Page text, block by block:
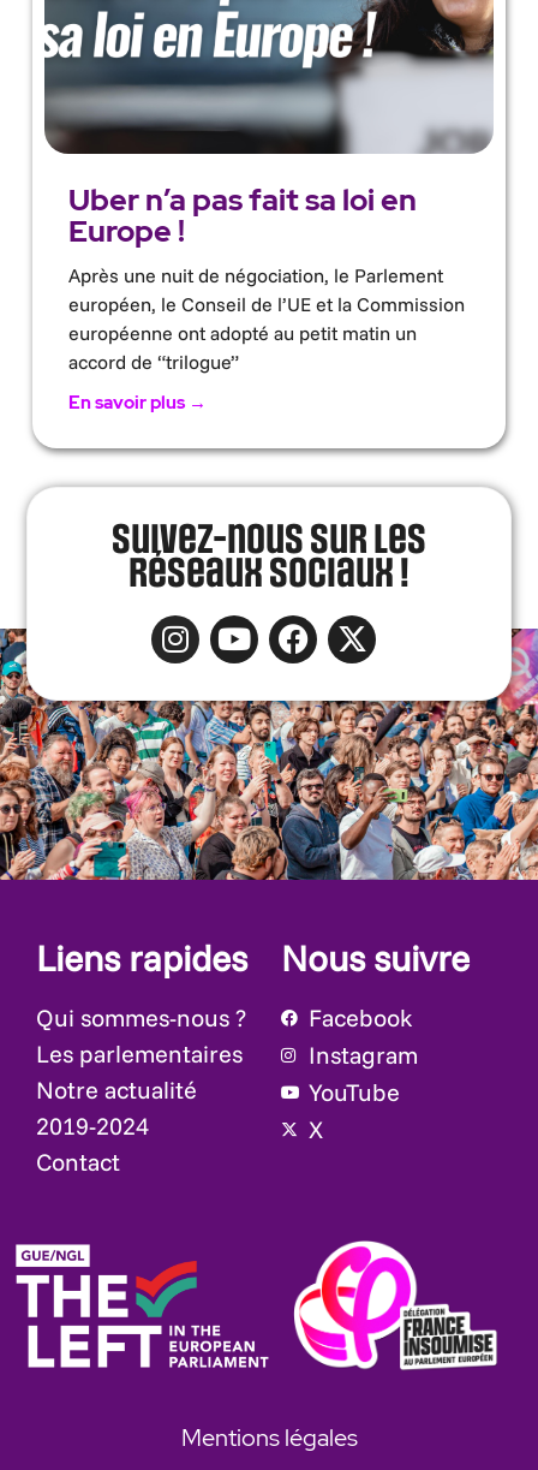
Uber n’a pas fait sa loi en
Europe !
Après une nuit de négociation, le Parlement
européen, le Conseil de l’UE et la Commission
européenne ont adopté au petit matin un
accord de “trilogue”
En savoir plus →
Suivez-nous sur les
réseaux sociaux !
Liens rapides
Qui sommes-nous ?
Les parlementaires
Notre actualité
2019-2024
Contact
Nous suivre
Facebook
Instagram
YouTube
X
Mentions légales